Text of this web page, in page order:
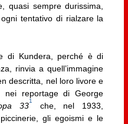
quasi sempre durissima,
tentativo di rialzare la
di Kundera, perché è di
rinvia a quell’immagine
descritta, nel loro livore e
nei reportage di George
33
1
che, nel 1933,
gli egoismi e le